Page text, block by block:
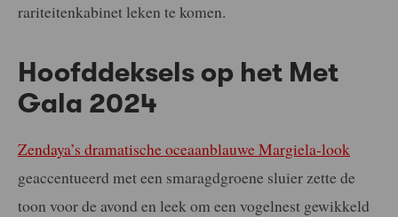
rariteitenkabinet leken te komen.
Hoofddeksels op het Met
Gala 2024
Zendaya’s dramatische oceaanblauwe Margiela-look
geaccentueerd met een smaragdgroene sluier zette de
toon voor de avond en leek om een vogelnest gewikkeld